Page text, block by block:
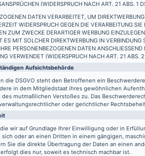
(WIDERSPRUCH NACH ART. 21 ABS. 1
DATEN VERARBEITET, UM
WIDERSPRUCH GEGEN DIE VERARBEITUNG SIE
ZUM ZWECKE DERARTIGER WERBUNG
ES MIT SOLCHER DIREKTWERBUNG IN VERBINDUNG
PERSONENBEZOGENEN DATEN
VERWENDET (WIDERSPRUCH NACH ART. 21 ABS.
Aufsichts­behörde
die DSGVO steht den Betroffenen ein
in dem Mitgliedstaat ihres gewöhnlichen
mutmaßlichen Verstoßes zu. Das
oder gerichtlicher
wir auf Grundlage Ihrer Einwilligung oder in
oder an einen Dritten in einem gängigen,
Sie die direkte Übertragung der Daten an einen
dies nur, soweit es technisch machbar ist.